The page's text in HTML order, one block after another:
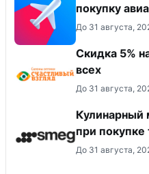
покупку
До 31 августа,
Скидка 5%
всех
До 31 августа,
Кулинарный
при покупке
До 31 августа,